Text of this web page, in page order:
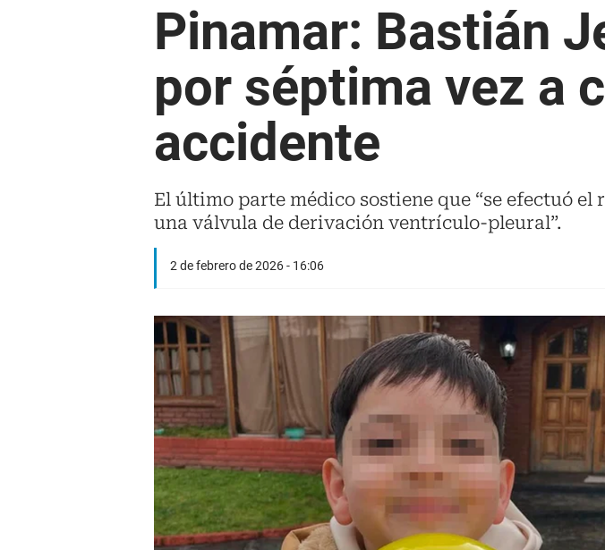
Pinamar: Bastián
por séptima vez a
accidente
El último parte médico sostiene que “se efectuó
una válvula de derivación ventrículo-pleural”.
2 de febrero de 2026 - 16:06